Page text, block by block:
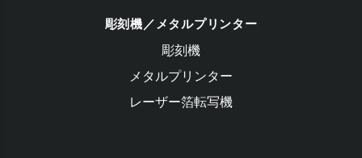
彫刻機／メタルプリンター
彫刻機
メタルプリンター
レーザー箔転写機